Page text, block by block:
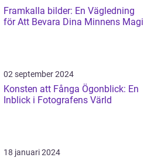
Framkalla bilder: En Vägledning
för Att Bevara Dina Minnens Magi
02 september 2024
Konsten att Fånga Ögonblick: En
Inblick i Fotografens Värld
18 januari 2024